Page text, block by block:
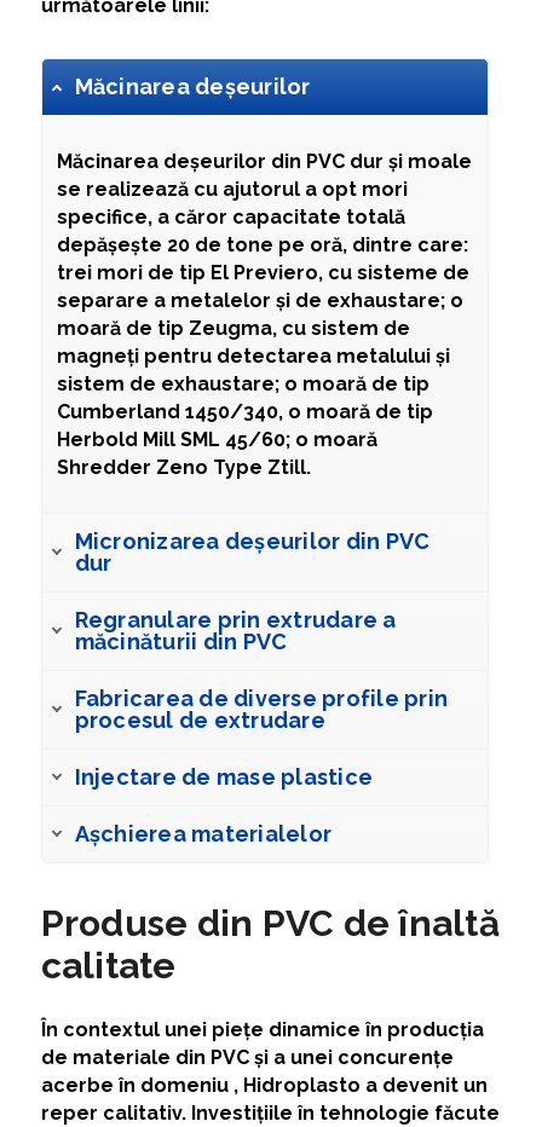
următoarele linii:
Măcinarea deșeurilor
Măcinarea deșeurilor din PVCdur și moale
se realizează cu ajutorul a opt mori
specifice, a căror capacitate totală
depășește 20 de tone pe oră, dintre care:
trei mori de tip El Previero, cu sisteme de
separare a metalelor și de exhaustare; o
moară de tip Zeugma, cu sistem de
magneți pentru detectarea metalului și
sistem de exhaustare; o moară de tip
Cumberland 1450/340, o moară de tip
Herbold Mill SML 45/60; o moară
Shredder Zeno Type Ztill.
Micronizarea deșeurilor din PVC
dur
Regranulare prin extrudare a
măcinăturii din PVC
Fabricarea de diverse profile prin
procesul de extrudare
Injectare de mase plastice
Așchierea materialelor
Produse din PVC de înaltă
calitate
În contextul unei piețe dinamice în producția
de materiale din PVC și a unei concurențe
acerbe în domeniu , Hidroplasto a devenit un
reper calitativ. Investițiile în tehnologie făcute